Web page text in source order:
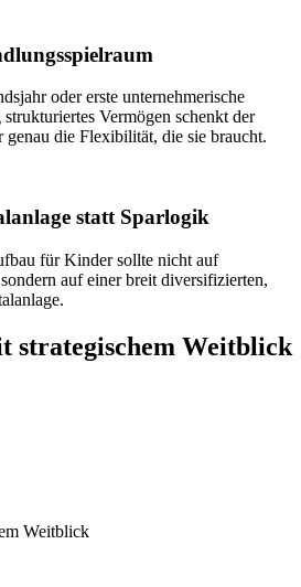
oder erste unternehmerische
Vermögen schenkt der
genau die Flexibilität, die sie braucht.
statt Sparlogik
für Kinder sollte nicht auf
auf einer breit diversifizierten,
strategischem Weitblick